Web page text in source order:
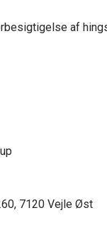
af
7120 Vejle Øst